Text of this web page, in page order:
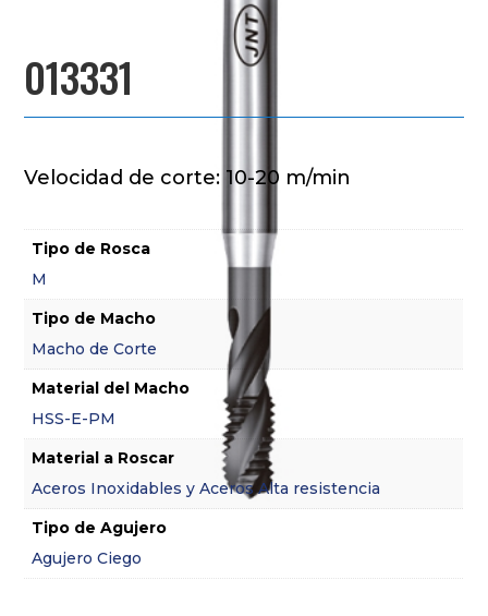
013331
Velocidad de corte: 10-20 m/min
Tipo de Rosca
M
Tipo de Macho
Macho de Corte
Material del Macho
HSS-E-PM
Material a Roscar
Aceros Inoxidables y Aceros Alta resistencia
Tipo de Agujero
Agujero Ciego